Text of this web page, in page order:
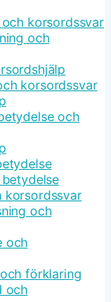
korsordssvar
och
korsordssvar
och
korsordssvar
och
och
förklaring
och